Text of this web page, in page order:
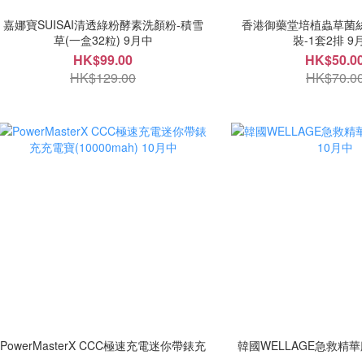
嘉娜寶SUISAI清透綠粉酵素洗顏粉-積雪
草(一盒32粒) 9月中
HK$99.00
HK$129.00
香港御藥堂培植蟲草菌
裝-1套2排 9
PowerMasterX CCC極速充電迷你帶錶充
韓國WELLAGE急救精